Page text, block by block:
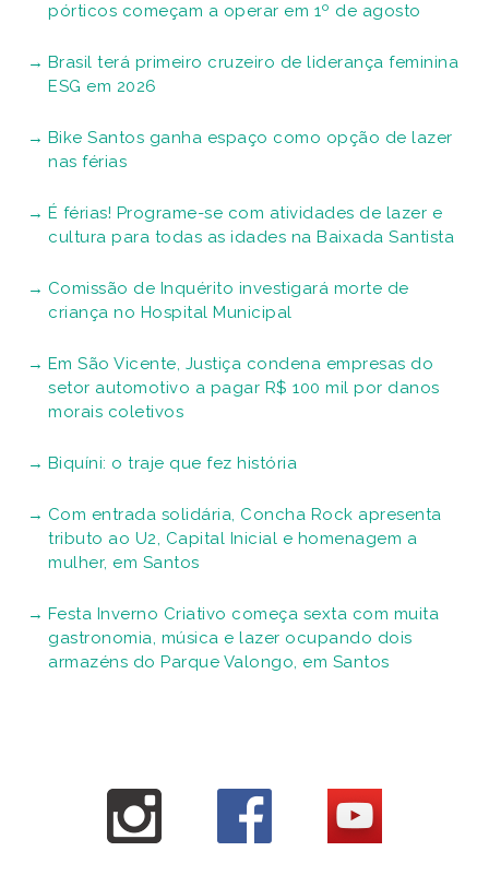
pórticos começam a operar em 1º de agosto
Brasil terá primeiro cruzeiro de liderança feminina
ESG em 2026
Bike Santos ganha espaço como opção de lazer
nas férias
É férias! Programe-se com atividades de lazer e
cultura para todas as idades na Baixada Santista
Comissão de Inquérito investigará morte de
criança no Hospital Municipal
Em São Vicente, Justiça condena empresas do
setor automotivo a pagar R$ 100 mil por danos
morais coletivos
Biquíni: o traje que fez história
Com entrada solidária, Concha Rock apresenta
tributo ao U2, Capital Inicial e homenagem a
mulher, em Santos
Festa Inverno Criativo começa sexta com muita
gastronomia, música e lazer ocupando dois
armazéns do Parque Valongo, em Santos